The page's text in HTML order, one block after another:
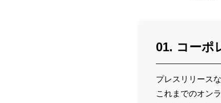
01. コーポ
プレスリリース
これまでのオン